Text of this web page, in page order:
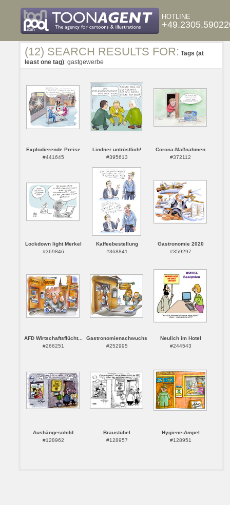
HOTLINE
(12) SEARCH RESULTS FOR: Tags (at
least one tag): gastgewerbe
Explodierende Preise
#441645
Lindner untröstlich!
#395613
Corona-Maßnahmen
#372112
Lockdown light Merkel
#369846
Kaffeebestellung
#368841
Gastronomie 2020
#359297
AFD Wirtschaftsflücht...
#266251
Gastronomienachwuchs
#252995
Neulich im Hotel
#244543
Aushängeschild
#128962
Braustübel
#128957
Hygiene-Ampel
#128951